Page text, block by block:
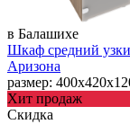
в Балашихе
Шкаф средний
Аризона
размер:
Хит продаж
Скидка